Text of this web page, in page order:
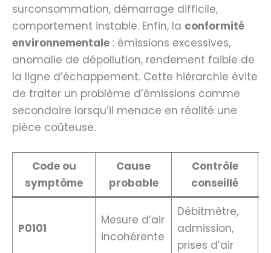
surconsommation, démarrage difficile,
comportement instable. Enfin, la conformité
environnementale : émissions excessives,
anomalie de dépollution, rendement faible de
la ligne d’échappement. Cette hiérarchie évite
de traiter un problème d’émissions comme
secondaire lorsqu’il menace en réalité une
pièce coûteuse.
Code ou
symptôme
Cause
probable
Contrôle
conseillé
P0101
Mesure d’air
incohérente
Débitmètre,
admission,
prises d’air